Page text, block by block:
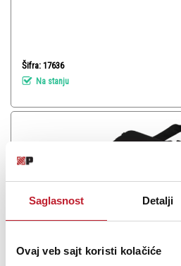
Saglasnost Detalji
Ovaj veb sajt koristi kolačiće
Šifra: 17636
Na stanju